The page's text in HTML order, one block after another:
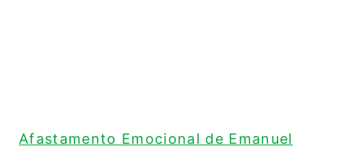
Afastamento Emocional de Emanuel